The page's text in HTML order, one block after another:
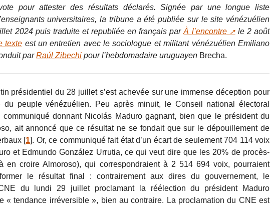
pour attester des résultats déclarés. Signée par une longue liste
universitaires, la tribune a été publiée sur le site vénézuélien
2024 puis traduite et republiée en français parÀ l’encontre
le 2 août
texte est un entretien avec le sociologue et militant vénézuélien Emiliano
parRaúl Zibechi pour l’hebdomadaire uruguayen Brecha.
présidentiel du 28 juillet s’est achevée sur une immense déception pour
du peuple vénézuélien. Peu après minuit, le Conseil national électoral
donnant Nicolás Maduro gagnant, bien que le président du
ait annoncé que ce résultat ne se fondait que sur le dépouillement de
[1]. Or, ce communiqué fait état d’un écart de seulement 704 114 voix
et Edmundo González Urrutia, ce qui veut dire que les 20% de procès-
en croire Almoroso), qui correspondraient à 2 514 694 voix, pourraient
le résultat final : contrairement aux dires du gouvernement, le
du lundi 29 juillet proclamant la réélection du président Maduro
« tendance irréversible », bien au contraire. La proclamation du CNE est